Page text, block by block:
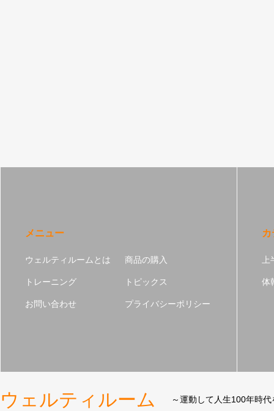
メニュー
ウェルティルームとは 商品の購入
トレーニング トピックス
お問い合わせ プライバシーポリシー
体
ウェルティルーム ～運動して人生100年時